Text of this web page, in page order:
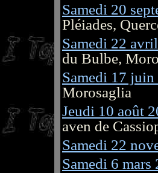
Samedi 20
Pléiades,
Samedi 22
du Bulbe,
Samedi 17 juin
Morosaglia
Jeudi 10 août
aven de
Samedi 22
Samedi 6 mars